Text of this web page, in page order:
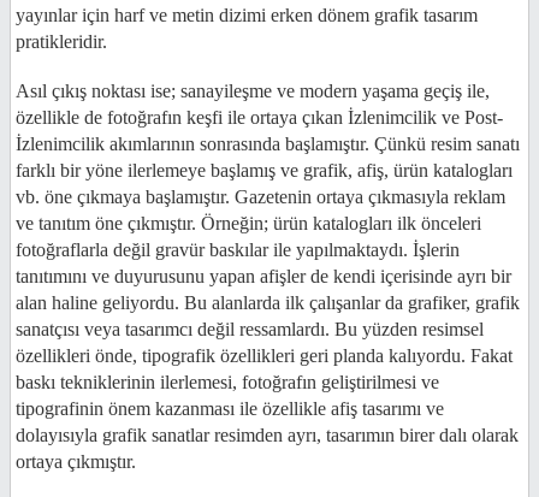
yayınlar için harf ve metin dizimi erken dönem grafik tasarım
pratikleridir.
Asıl çıkış noktası ise; sanayileşme ve modern yaşama geçiş ile,
özellikle de fotoğrafın keşfi ile ortaya çıkan İzlenimcilik ve Post-
İzlenimcilik akımlarının sonrasında başlamıştır. Çünkü resim sanatı
farklı bir yöne ilerlemeye başlamış ve grafik, afiş, ürün katalogları
vb. öne çıkmaya başlamıştır. Gazetenin ortaya çıkmasıyla reklam
ve tanıtım öne çıkmıştır. Örneğin; ürün katalogları ilk önceleri
fotoğraflarla değil gravür baskılar ile yapılmaktaydı. İşlerin
tanıtımını ve duyurusunu yapan afişler de kendi içerisinde ayrı bir
alan haline geliyordu. Bu alanlarda ilk çalışanlar da grafiker, grafik
sanatçısı veya tasarımcı değil ressamlardı. Bu yüzden resimsel
özellikleri önde, tipografik özellikleri geri planda kalıyordu. Fakat
baskı tekniklerinin ilerlemesi, fotoğrafın geliştirilmesi ve
tipografinin önem kazanması ile özellikle afiş tasarımı ve
dolayısıyla grafik sanatlar resimden ayrı, tasarımın birer dalı olarak
ortaya çıkmıştır.